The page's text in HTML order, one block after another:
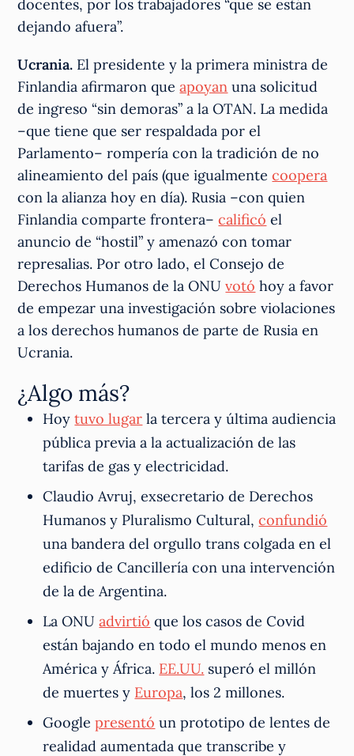
docentes, por los trabajadores “que se están
dejando afuera”.
Ucrania. El presidente y la primera ministra de
Finlandia afirmaron queapoyan una solicitud
de ingreso “sin demoras” a la OTAN. La medida
–que tiene que ser respaldada por el
Parlamento– rompería con la tradición de no
alineamiento del país (que igualmentecoopera
con la alianza hoy en día). Rusia –con quien
Finlandia comparte frontera–calificó el
anuncio de “hostil” y amenazó con tomar
represalias. Por otro lado, el Consejo de
Derechos Humanos de la ONUvotó hoy a favor
de empezar una investigación sobre violaciones
a los derechos humanos de parte de Rusia en
Ucrania.
¿Algo más?
Hoytuvo lugar la tercera y última audiencia
pública previa a la actualización de las
tarifas de gas y electricidad.
Claudio Avruj, exsecretario de Derechos
Humanos y Pluralismo Cultural,confundió
una bandera del orgullo trans colgada en el
edificio de Cancillería con una intervención
de la de Argentina.
La ONUadvirtió que los casos de Covid
están bajando en todo el mundo menos en
América y África. EE.UU. superó el millón
de muertes y Europa, los 2 millones.
Googlepresentó un prototipo de lentes de
realidad aumentada que transcribe y